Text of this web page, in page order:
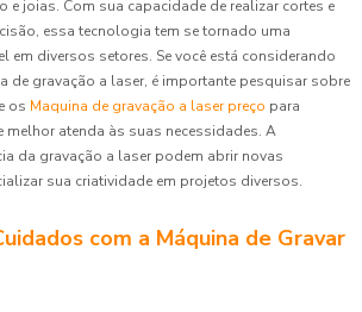
e joias. Com sua capacidade de realizar cortes e
essa tecnologia tem se tornado uma
em diversos setores. Se você está considerando
de gravação a laser, é importante pesquisar sobre
os Maquina de gravação a laser preço para
melhor atenda às suas necessidades. A
da gravação a laser podem abrir novas
sua criatividade em projetos diversos.
com a Máquina de Gravar